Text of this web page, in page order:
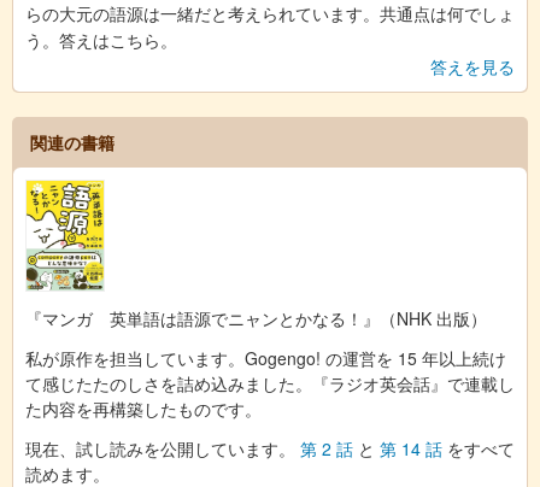
らの大元の語源は一緒だと考えられています。共通点は何でしょ
う。答えはこちら。
答えを見る
関連の書籍
『マンガ 英単語は語源でニャンとかなる！』（NHK 出版）
私が原作を担当しています。Gogengo! の運営を 15 年以上続け
て感じたたのしさを詰め込みました。『ラジオ英会話』で連載し
た内容を再構築したものです。
現在、試し読みを公開しています。 第 2 話 と 第 14 話 をすべて
読めます。